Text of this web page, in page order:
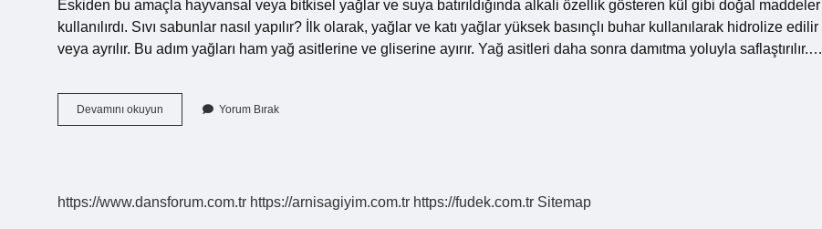
Eskiden bu amaçla hayvansal veya bitkisel yağlar ve suya batırıldığında alkali özellik gösteren kül gibi doğal maddeler
kullanılırdı. Sıvı sabunlar nasıl yapılır? İlk olarak, yağlar ve katı yağlar yüksek basınçlı buhar kullanılarak hidrolize edilir
veya ayrılır. Bu adım yağları ham yağ asitlerine ve gliserine ayırır. Yağ asitleri daha sonra damıtma yoluyla saflaştırılır.…
Devamını okuyun
Sabun
Yorum Bırak
https://www.dansforum.com.tr https://arnisagiyim.com.tr https://fudek.com.tr Sitemap